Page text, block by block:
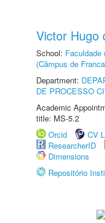
Victor Hugo
School: Faculdade
(Câmpus de
Department:
DE PROCESSO
Academic
title: MS-5.2
Orcid
CV
ResearcherID
Dimensions
Repositório